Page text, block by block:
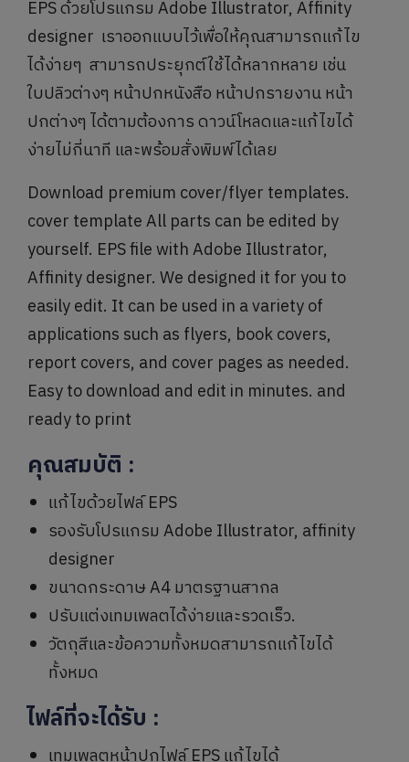
EPS ด้วยโปรแกรม Adobe Illustrator, Affinity
designer เราออกแบบไว้เพื่อให้คุณสามารถแก้ไข
ได้ง่ายๆ สามารถประยุกต์ใช้ได้หลากหลาย เช่น
ใบปลิวต่างๆ หน้าปกหนังสือ หน้าปกรายงาน หน้า
ปกต่างๆ ได้ตามต้องการ ดาวน์โหลดและแก้ไขได้
ง่ายไม่กี่นาที และพร้อมสั่งพิมพ์ได้เลย
Download premium cover/flyer templates.
cover template All parts can be edited by
yourself. EPS file with Adobe Illustrator,
Affinity designer. We designed it for you to
easily edit. It can be used in a variety of
applications such as flyers, book covers,
report covers, and cover pages as needed.
Easy to download and edit in minutes. and
ready to print
คุณสมบัติ :
แก้ไขด้วยไฟล์ EPS
รองรับโปรแกรม Adobe Illustrator, affinity
designer
ขนาดกระดาษ A4 มาตรฐานสากล
ปรับแต่งเทมเพลตได้ง่ายและรวดเร็ว.
วัตถุสีและข้อความทั้งหมดสามารถแก้ไขได้
ทั้งหมด
ไฟล์ที่จะได้รับ :